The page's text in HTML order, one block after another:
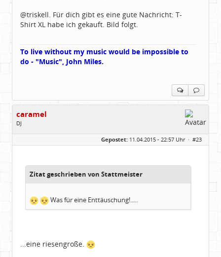
@triskell. Für dich gibt es eine gute Nachricht: T-
Shirt XL habe ich gekauft. Bild folgt.
To live without my music would be impossible to
do - "Music", John Miles.
caramel
DJ
Geschlecht:
keine Angabe
Dabei seit:
02 / 2010
Gepostet: 11.04.2015 - 22:57 Uhr · #23
Zitat geschrieben von Stattmeister
Was für eine Enttäuschung!.....
...eine riesengroße.